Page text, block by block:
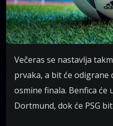
Večeras se nastavlja
prvaka, a bit će odigrane
osmine finala. Benfica
Dortmund, dok će PSG